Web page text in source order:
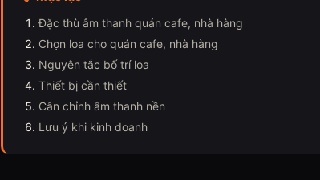
Đặc thù âm thanh quán cafe, nhà hàng
Chọn loa cho quán cafe, nhà hàng
Nguyên tắc bố trí loa
Thiết bị cần thiết
Cân chỉnh âm thanh nền
Lưu ý khi kinh doanh